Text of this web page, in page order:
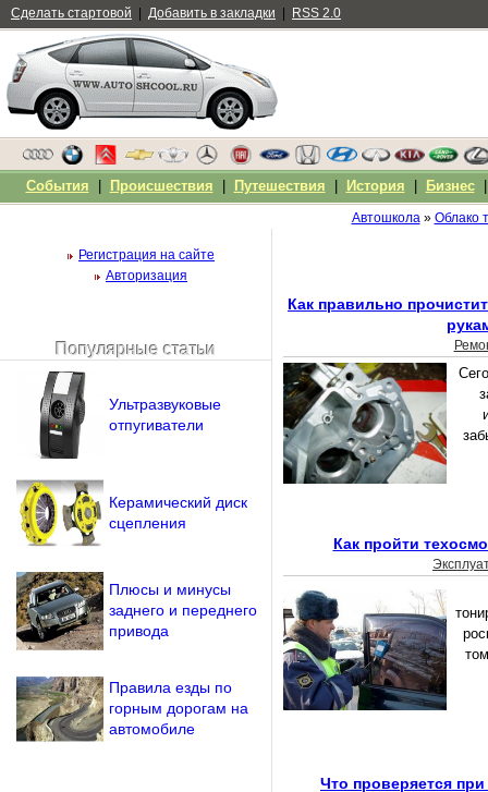
Автошкола» Облако
Как правильно
Как пройти
Что проверяется
Регистрация на сайте
Авторизация
Напомнить пароль?
Популярные статьи
Ультразвуковые
отпугиватели
Керамический диск
сцепления
Плюсы и минусы
заднего и переднего
привода
Правила езды по
горным дорогам на
автомобиле
Сделать стартовой Добавить в закладки RSS 2.0
События Происшествия Путешествия История Бизнес